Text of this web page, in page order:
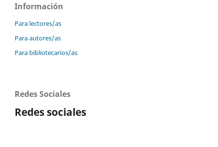
Información
Para lectores/as
Para autores/as
Para bibliotecarios/as
Redes Sociales
Redes sociales